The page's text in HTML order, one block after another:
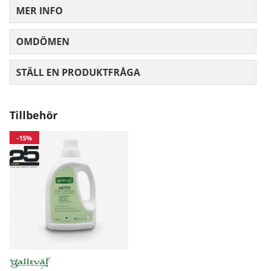
MER INFO
OMDÖMEN
STÄLL EN PRODUKTFRÅGA
Tillbehör
-15%